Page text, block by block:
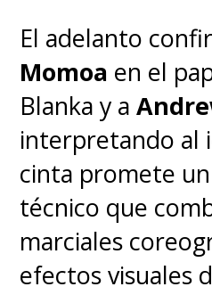
Aquello
que esperar.
es cuidar la
tiempos tan
Fuera de
película espera
México el 22 de
El adelanto
Momoa en el
Blanka y a
interpretando al
cinta promete
técnico que
marciales
efectos visuales